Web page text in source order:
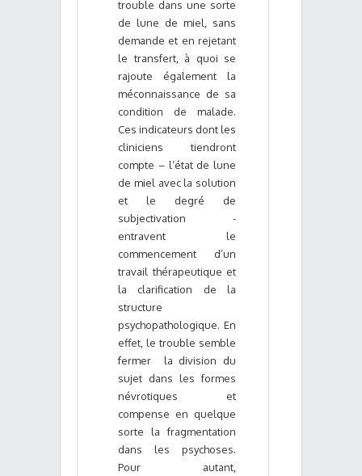
trouble dans une sorte
de lune de miel, sans
demande et en rejetant
le transfert, à quoi se
rajoute également la
méconnaissance de sa
condition de malade.
Ces indicateurs dont les
cliniciens tiendront
compte – l’état de lune
de miel avec la solution
et le degré de
subjectivation -
entravent le
commencement d’un
travail thérapeutique et
la clarification de la
structure
psychopathologique. En
effet, le trouble semble
fermer la division du
sujet dans les formes
névrotiques et
compense en quelque
sorte la fragmentation
dans les psychoses.
Pour autant,